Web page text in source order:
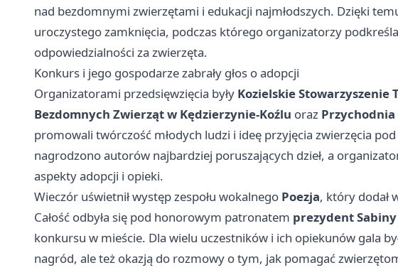
nad bezdomnymi zwierzętami i edukacji najmłodszych. Dzięki
uroczystego zamknięcia, podczas którego organizatorzy
odpowiedzialności za zwierzęta.
Konkurs i jego gospodarze zabrały głos o adopcji
Organizatorami przedsięwzięcia były Kozielskie Stowarzyszenie
Bezdomnych Zwierząt w Kędzierzynie-Koźlu oraz Przychodnia
promowali twórczość młodych ludzi i ideę przyjęcia zwierzęcia
nagrodzono autorów najbardziej poruszających dzieł, a
aspekty adopcji i opieki.
Wieczór uświetnił występ zespołu wokalnego Poezja, który dodał
Całość odbyła się pod honorowym patronatem prezydent
konkursu w mieście. Dla wielu uczestników i ich opiekunów gala
nagród, ale też okazją do rozmowy o tym, jak pomagać